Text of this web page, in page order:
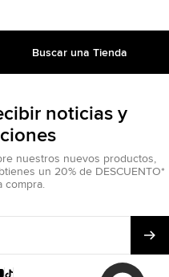
Buscar una Tienda
noticias y
nuestros nuevos productos,
un 20% de DESCUENTO*
compra.